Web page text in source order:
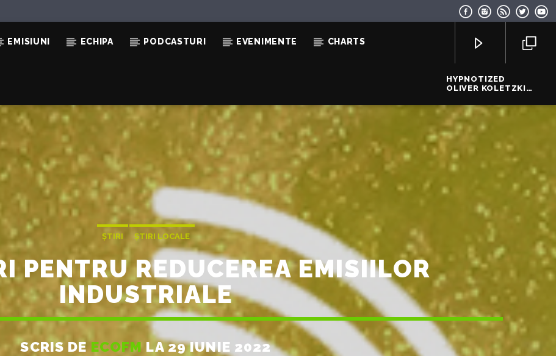
EMISIUNI ECHIPA PODCASTURI EVENIMENTE CHARTS
HYPNOTIZED
OLIVER KOLETZKI
ȘTIRI ȘTIRI LOCALE
PENTRU REDUCEREA EMISIILOR
INDUSTRIALE
SCRIS DE ECOFM LA 29 IUNIE 2022